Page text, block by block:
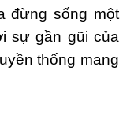
đừng sống một
sự gần gũi của
thống mang